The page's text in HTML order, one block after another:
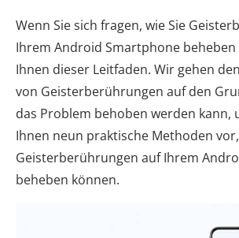
Wenn Sie sich fragen, wie Sie
Ihrem Android Smartphone
Ihnen dieser Leitfaden. Wir gehen
von Geisterberührungen auf den
das Problem behoben werden kann,
Ihnen neun praktische Methoden
Geisterberührungen auf Ihrem
beheben können.